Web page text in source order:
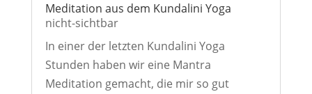
Meditation aus dem Kundalini Yoga
nicht-sichtbar
In einer der letzten Kundalini Yoga
Stunden haben wir eine Mantra
Meditation gemacht, die mir so gut